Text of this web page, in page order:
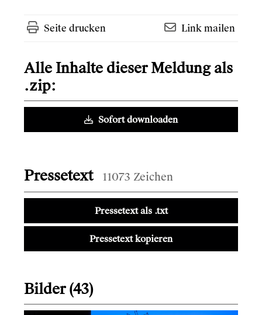
Seite drucken Link mailen
Alle Inhalte dieser Meldung als
.zip:
Sofort downloaden
Pressetext 11073 Zeichen
Pressetext als .txt
Pressetext kopieren
Bilder (43)